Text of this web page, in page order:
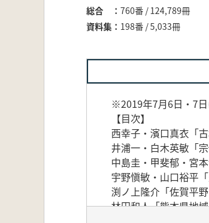
総合
760番 / 124,789冊
資料集
198番 / 5,033冊
※2019年7月6日・7日
【目次】
西幸子・濱口真衣「
井浦一・白木英敏「
中島圭・甲斐郁・宮
宇野愼敏・山口裕平
渕ノ上隆介「佐賀平
林田和人「熊本県地